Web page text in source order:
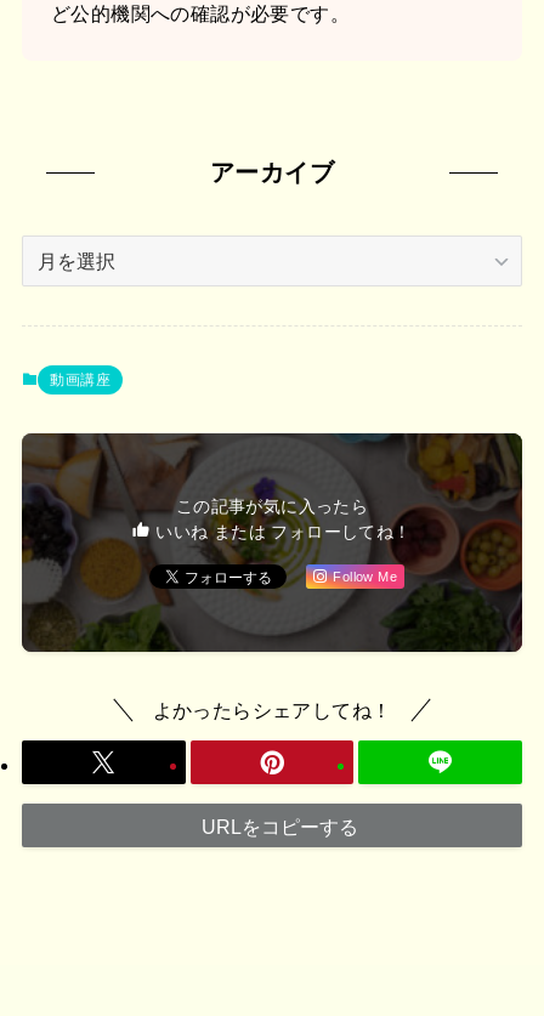
ど公的機関への確認が必要です。
アーカイブ
ブ 動画講座
この記事が気に入ったら
いいね または フォローしてね！
Follow Me
よかったらシェアしてね！
URLをコピーする